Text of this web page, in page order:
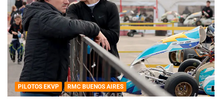
PILOTOS EKVP RMC BUENOS AIRES